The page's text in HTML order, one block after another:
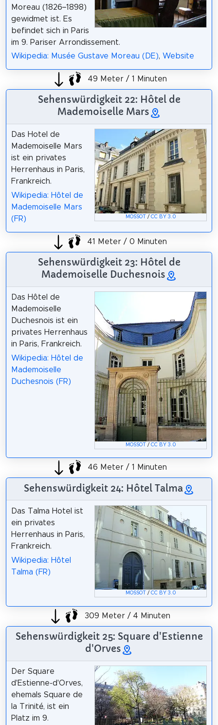
Moreau (1826–1898)
gewidmet ist. Es
befindet sich in Paris
im 9. Pariser Arrondissement.
Wikipedia: Musée Gustave Moreau (DE), Website
49 Meter / 1 Minuten
Sehenswürdigkeit 22: Hôtel de
Mademoiselle Mars
MOSSOT / CC BY 3.0
Das Hotel de
Mademoiselle Mars
ist ein privates
Herrenhaus in Paris,
Frankreich.
Wikipedia: Hôtel de
Mademoiselle Mars
(FR)
41 Meter / 0 Minuten
Sehenswürdigkeit 23: Hôtel de
Mademoiselle Duchesnois
MOSSOT / CC BY 3.0
Das Hôtel de
Mademoiselle
Duchesnois ist ein
privates Herrenhaus
in Paris, Frankreich.
Wikipedia: Hôtel de
Mademoiselle
Duchesnois (FR)
46 Meter / 1 Minuten
Sehenswürdigkeit 24: Hôtel Talma
MOSSOT / CC BY 3.0
Das Talma Hotel ist
ein privates
Herrenhaus in Paris,
Frankreich.
Wikipedia: Hôtel
Talma (FR)
309 Meter / 4 Minuten
Sehenswürdigkeit 25: Square d'Estienne
d'Orves
Der Square
d'Estienne-d'Orves,
ehemals Square de
la Trinité, ist ein
Platz im 9.